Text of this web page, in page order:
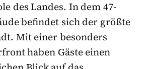
des Landes. In dem 47-
befindet sich der größte
Mit einer besonders
haben Gäste einen